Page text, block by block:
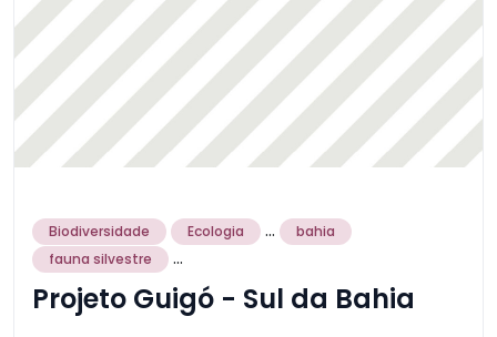
Biodiversidade Ecologia ...
bahia
fauna silvestre
...
Projeto Guigó - Sul da Bahia